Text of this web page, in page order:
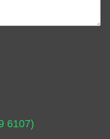
6107)